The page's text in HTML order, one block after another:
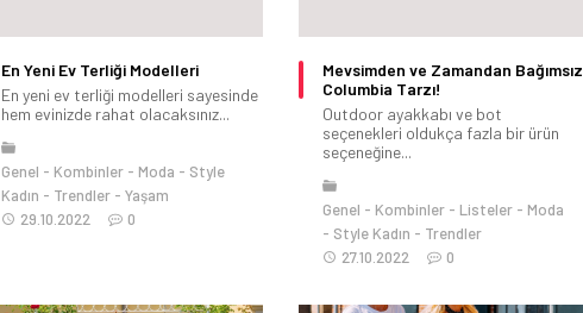
En Yeni Ev Terliği Modelleri
En yeni ev terliği modelleri sayesinde
hem evinizde rahat olacaksınız...
Genel Kombinler Moda
Style
Kadın
Trendler
Yaşam
29.10.2022
0
Mevsimden ve Zamandan Bağımsız
Columbia Tarzı!
Outdoor ayakkabı ve bot
seçenekleri oldukça fazla bir ürün
seçeneğine...
Genel Kombinler Listeler
Moda
Style Kadın
Trendler
27.10.2022
0